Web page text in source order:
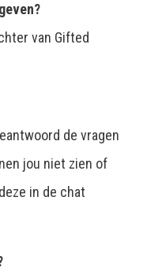
van Gifted
de vragen
jou niet zien of
in de chat